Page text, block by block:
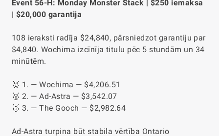
Event 56-H: Monday Monster Stack | $250 iemaksa
| $20,000 garantija
108 ieraksti radīja $24,840, pārsniedzot garantiju par
$4,840. Wochima izcīnīja titulu pēc 5 stundām un 34
minūtēm.
🥇 1. — Wochima — $4,206.51
🥈 2. — Ad-Astra — $3,542.07
🥉 3. — The Gooch — $2,982.64
Ad-Astra turpina būt stabila vērtība Ontario